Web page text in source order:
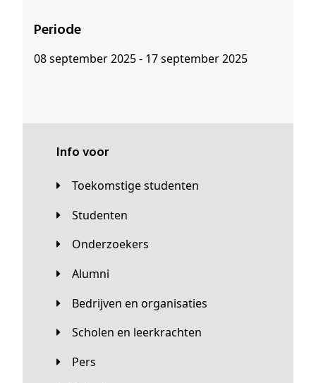
Periode
08 september 2025 - 17 september 2025
Info voor
Toekomstige studenten
Studenten
Onderzoekers
Alumni
Bedrijven en organisaties
Scholen en leerkrachten
Pers